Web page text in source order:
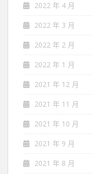
2022 年 4 月
2022 年 3 月
2022 年 2 月
2022 年 1 月
2021 年 12 月
2021 年 11 月
2021 年 10 月
2021 年 9 月
2021 年 8 月